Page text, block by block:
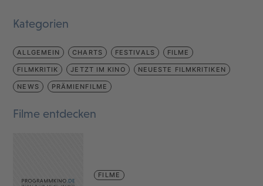
Kategorien
ALLGEMEIN CHARTS FESTIVALS FILME
FILMKRITIK JETZT IM KINO NEUESTE FILMKRITIKEN
NEWS PRÄMIENFILME
Filme entdecken
FILME